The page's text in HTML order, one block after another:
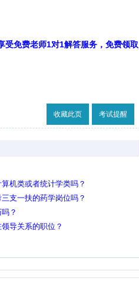
受免费老师1对1解答服务，免费领取
收藏此页 考试提醒
机类或者统计学类吗？
支一扶的药学岗位吗？
？
导关系的职位？